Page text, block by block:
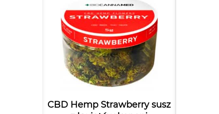
CBD Hemp Strawberry susz